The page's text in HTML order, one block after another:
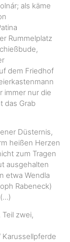
als käme
Rummelplatz
dem Friedhof
immer nur die
das Grab
Düsternis,
heißen Herzen
zum Tragen
ausgehalten
etwa Wendla
Rabeneck)
zwei,
Karussellpferde